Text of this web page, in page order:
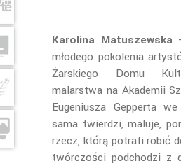
Karolina Matuszewska
młodego pokolenia
Żarskiego Domu
malarstwa na Akademii
Eugeniusza Gepperta
sama twierdzi, maluje,
rzecz, którą potrafi robić
twórczości podchodzi z